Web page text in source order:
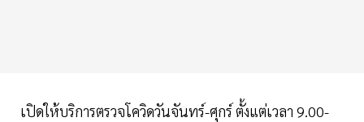
เปิดให้บริการตรวจโควิดวันจันทร์-ศุกร์ ตั้งแต่เวลา 9.00-